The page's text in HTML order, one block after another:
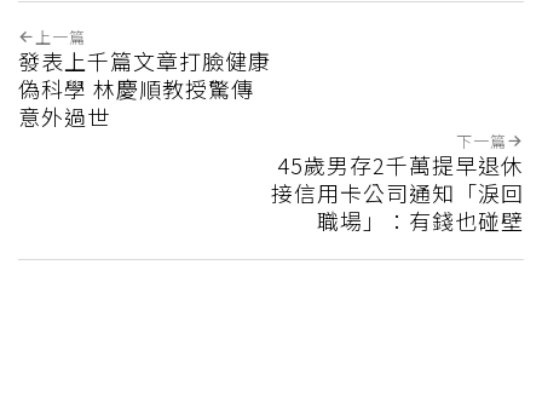
上一篇
發表上千篇文章打臉健康
偽科學 林慶順教授驚傳
意外過世
下一篇
45歲男存2千萬提早退休
接信用卡公司通知「淚回
職場」：有錢也碰壁